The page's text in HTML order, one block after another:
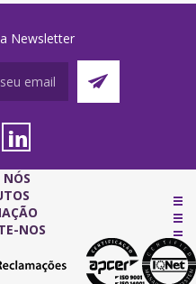
Newsletter
NÓS
NOS